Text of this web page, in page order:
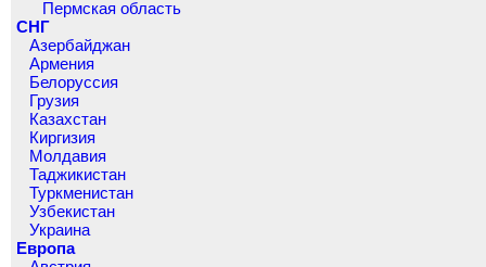
Пермская область
СНГ
Азербайджан
Армения
Белоруссия
Грузия
Казахстан
Киргизия
Молдавия
Таджикистан
Туркменистан
Узбекистан
Украина
Европа